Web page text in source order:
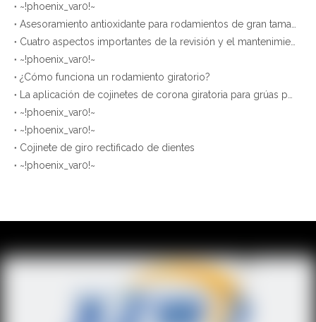
~!phoenix_var0!~
~!phoenix_var0!~
¿Cómo funciona un rodamiento giratorio?
~!phoenix_var0!~
~!phoenix_var0!~
Cojinete de giro rectificado de dientes
~!phoenix_var0!~